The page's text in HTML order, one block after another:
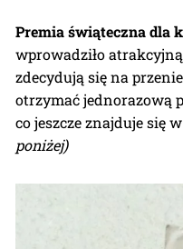
Premia świąteczna dla
wprowadziło
zdecydują się na
otrzymać jednorazową
co jeszcze znajduje się
poniżej)